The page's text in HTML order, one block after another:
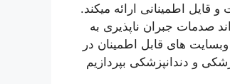
اطمینانی ارائه میکند.
صدمات جبران ناپذیری به
های قابل اطمینان در
در حوزه پزشکی و دندانپزشکی بپردازیم